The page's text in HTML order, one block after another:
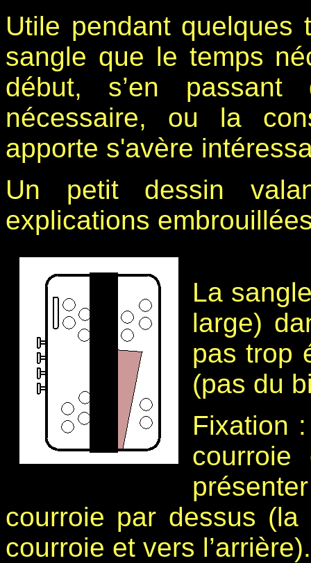
Utile pendant quelques
sangle que le temps
début, s’en
nécessaire, ou la
apporte s'avère
Un petit dessin
explications
La
large)
pas trop
(pas du
Fixation
courroie
courroie par dessus
courroie et vers l’arrière).